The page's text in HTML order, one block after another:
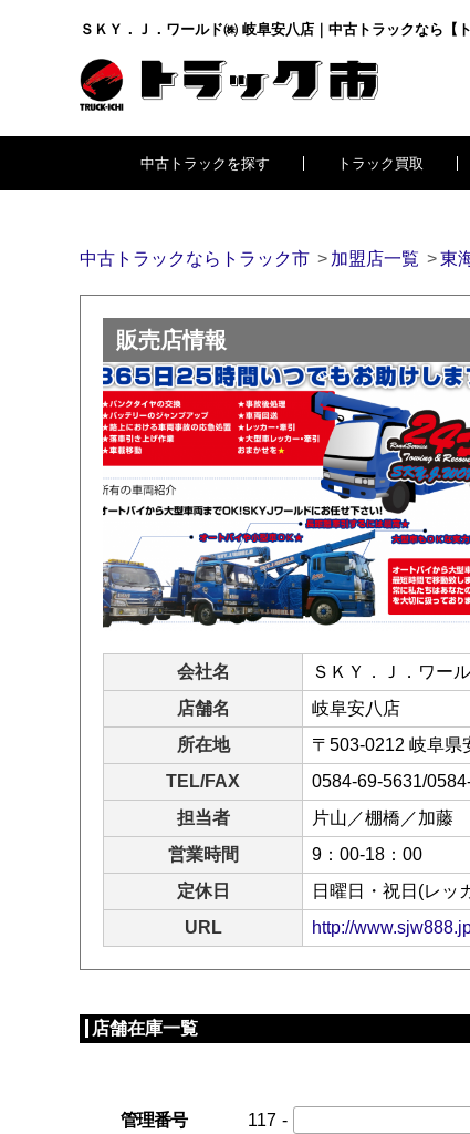
ＳＫＹ．Ｊ．ワールド㈱ 岐阜安八店｜中古トラックなら【ト
中古トラックを探す トラック買取
中古トラックならトラック市 加盟店一覧 東
販売店情報
会社名
ＳＫＹ．Ｊ．ワー
店舗名
岐阜安八店
所在地
〒503-0212 岐阜県
TEL/FAX
0584-69-5631/
担当者
片山／棚橋／加藤
営業時間
9：00-18：00
定休日
日曜日・祝日(レッ
URL
http://
店舗在庫一覧
管理番号 117 -